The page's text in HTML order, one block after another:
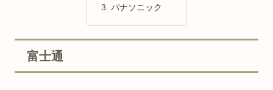
パナソニック
富士通